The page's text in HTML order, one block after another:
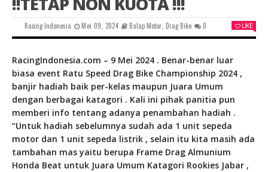
Racing Indonesia Mei 09, 2024 Balap Motor, Drag Bike 0 LIKE
RacingIndonesia.com – 9 Mei 2024 . Benar-benar luar
biasa event Ratu Speed Drag Bike Championship 2024 ,
banjir hadiah baik per-kelas maupun Juara Umum
dengan berbagai katagori . Kali ini pihak panitia pun
memberi info tentang adanya penambahan hadiah .
“Untuk hadiah sebelumnya sudah ada 1 unit sepeda
motor dan 1 unit sepeda listrik , selain itu kita masih ada
tambahan mas yaitu berupa Frame Drag Almunium
Honda Beat untuk Juara Umum Katagori Rookies Jabar ,